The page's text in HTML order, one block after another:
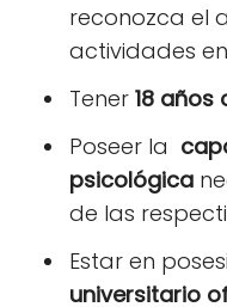
reconozca el
actividades
Tener 18 años
Poseer la
psicológica
de las
Estar en
universitario